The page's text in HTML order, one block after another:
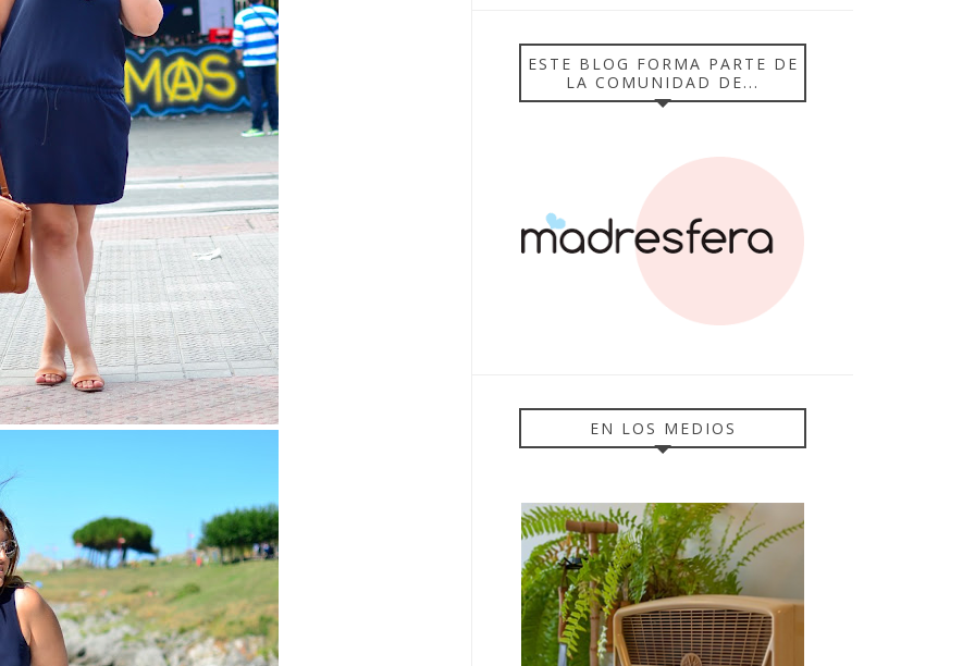
ESTE BLOG FORMA PARTE DE
LA COMUNIDAD DE...
EN LOS MEDIOS